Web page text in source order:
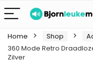
Home Shop
360 Mode Retro
Zilver